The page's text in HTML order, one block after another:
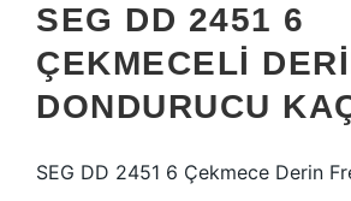
SEG DD 2451 6
ÇEKMECELI
DONDURUCU
SEG DD 2451 6 Çekmece Derin